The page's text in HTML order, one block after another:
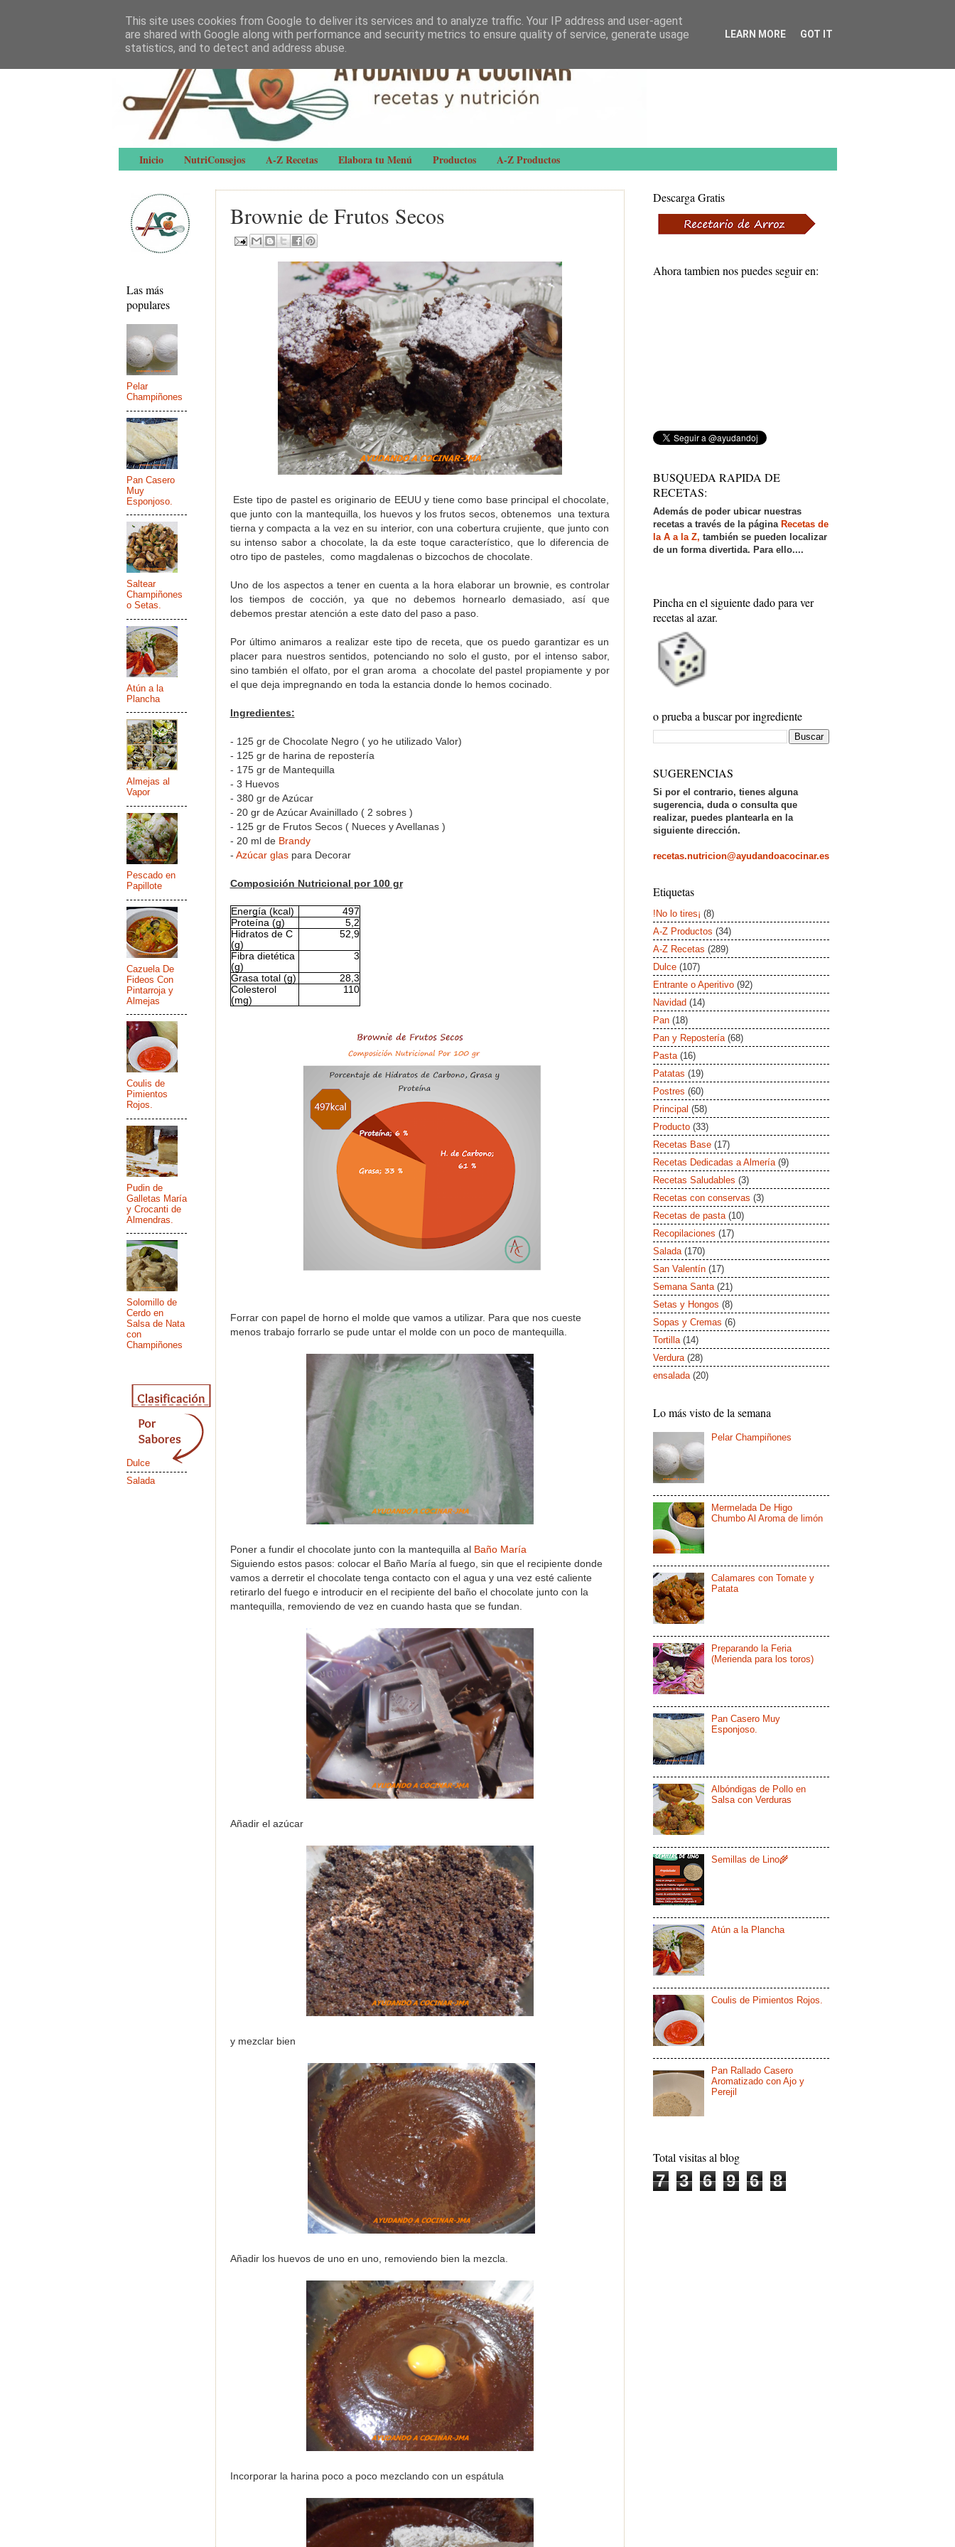
Inicio NutriConsejos A-Z Recetas Elabora tu Menú Productos A-Z Productos
Brownie de Frutos Secos
Este tipo de pastel es originario de EEUU y tiene como base principal el chocolate,
que junto con la mantequilla, los huevos y los frutos secos, obtenemos una textura
tierna y compacta a la vez en su interior, con una cobertura crujiente, que junto con
su intenso sabor a chocolate, la da este toque característico, que lo diferencia de
otro tipo de pasteles, como magdalenas o bizcochos de chocolate.
Uno de los aspectos a tener en cuenta a la hora elaborar un brownie, es controlar
los tiempos de cocción, ya que no debemos hornearlo demasiado, así que
debemos prestar atención a este dato del paso a paso.
Por último animaros a realizar este tipo de receta, que os puedo garantizar es un
placer para nuestros sentidos, potenciando no solo el gusto, por el intenso sabor,
sino también el olfato, por el gran aroma a chocolate del pastel propiamente y por
el que deja impregnando en toda la estancia donde lo hemos cocinado.
Ingredientes:
- 125 gr de Chocolate Negro ( yo he utilizado Valor)
- 125 gr de harina de repostería
- 175 gr de Mantequilla
- 3 Huevos
- 380 gr de Azúcar
- 20 gr de Azúcar Avainillado ( 2 sobres )
- 125 gr de Frutos Secos ( Nueces y Avellanas )
- 20 ml de Brandy
- Azúcar glaspara Decorar
Composición Nutricional por 100 gr
Energía (kcal)
497
Proteína (g)
5,2
Hidratos de C
(g)
52,9
Fibra dietética
(g)
3
Grasa total (g)
28,3
Colesterol
(mg)
110
Forrar con papel de horno el molde que vamos a utilizar. Para que nos cueste
menos trabajo forrarlo se pude untar el molde con un poco de mantequilla.
Poner a fundir el chocolate junto con la mantequilla al Baño María
Siguiendo estos pasos: colocar el Baño María al fuego, sin que el recipiente donde
vamos a derretir el chocolate tenga contacto con el agua y una vez esté caliente
retirarlo del fuego e introducir en el recipiente del baño el chocolate junto con la
mantequilla, removiendo de vez en cuando hasta que se fundan.
Añadir el azúcar
y mezclar bien
Añadir los huevos de uno en uno, removiendo bien la mezcla.
Incorporar la harina poco a poco mezclando con un espátula
Las más
populares
Pelar
Champiñones
Pan Casero
Muy
Esponjoso.
Saltear
Champiñones
o Setas.
Atún a la
Plancha
Almejas al
Vapor
Pescado en
Papillote
Cazuela De
Fideos Con
Pintarroja y
Almejas
Coulis de
Pimientos
Rojos.
Pudin de
Galletas María
y Crocanti de
Almendras.
Solomillo de
Cerdo en
Salsa de Nata
con
Champiñones
Dulce
Salada
Descarga Gratis
Ahora tambien nos puedes seguir en:
BUSQUEDA RAPIDA DE
RECETAS:
Además de poder ubicar nuestras
recetas a través de la páginaRecetas de
la A a la Z, también se pueden localizar
de un forma divertida. Para ello....
Pincha en el siguiente dado para ver
recetas al azar.
o prueba a buscar por ingrediente
SUGERENCIAS
Si por el contrario, tienes alguna
sugerencia, duda o consulta que
realizar, puedes plantearla en la
siguiente dirección.
recetas.nutricion@ayudandoacocinar.es
Etiquetas
!No lo tires¡ (8)
A-Z Productos (34)
A-Z Recetas (289)
Dulce (107)
Entrante o Aperitivo (92)
Navidad (14)
Pan (18)
Pan y Repostería (68)
Pasta (16)
Patatas (19)
Postres (60)
Principal (58)
Producto (33)
Recetas Base (17)
Recetas Dedicadas a Almería (9)
Recetas Saludables (3)
Recetas con conservas (3)
Recetas de pasta (10)
Recopilaciones (17)
Salada (170)
San Valentín (17)
Semana Santa (21)
Setas y Hongos (8)
Sopas y Cremas (6)
Tortilla (14)
Verdura (28)
ensalada (20)
Lo más visto de la semana
Pelar Champiñones
Mermelada De Higo
Chumbo Al Aroma de limón
Calamares con Tomate y
Patata
Preparando la Feria
(Merienda para los toros)
Pan Casero Muy
Esponjoso.
Albóndigas de Pollo en
Salsa con Verduras
Semillas de Lino🌾
Atún a la Plancha
Coulis de Pimientos Rojos.
Pan Rallado Casero
Aromatizado con Ajo y
Perejil
Total visitas al blog
7 3 6 9 6 8
This site uses cookies from Google to deliver its services and to analyze traffic. Your IP address and user-agent
are shared with Google along with performance and security metrics to ensure quality of service, generate usage
statistics, and to detect and address abuse.
LEARN MORE GOT IT